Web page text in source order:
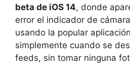
beta de iOS 14, donde
error el indicador de
usando la popular
simplemente cuando se
feeds, sin tomar ninguna